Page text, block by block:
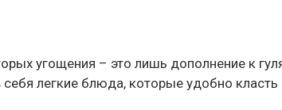
угощения – это лишь дополнение к
легкие блюда, которые удобно класть